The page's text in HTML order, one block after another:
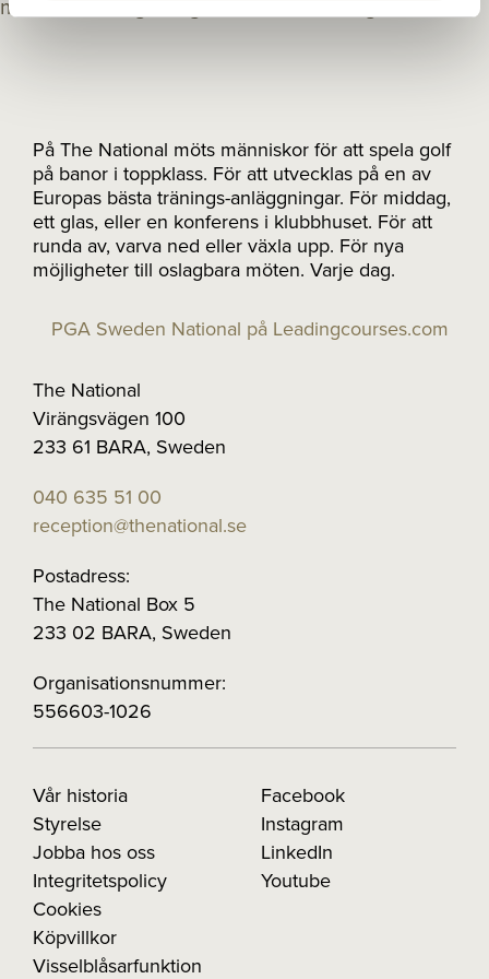
På The National möts människor för att spela golf
på banor i toppklass. För att utvecklas på en av
Europas bästa tränings-anläggningar. För middag,
ett glas, eller en konferens i klubbhuset. För att
runda av, varva ned eller växla upp. För nya
möjligheter till oslagbara möten. Varje dag.
PGA Sweden National på Leadingcourses.com
The National
Virängsvägen 100
233 61 BARA, Sweden
040 635 51 00
reception@thenational.se
Postadress:
The National Box 5
233 02 BARA, Sweden
Organisationsnummer:
556603-1026
Vår historia
Styrelse
Jobba hos oss
Integritetspolicy
Cookies
Köpvillkor
Visselblåsarfunktion
Facebook
Instagram
LinkedIn
Youtube